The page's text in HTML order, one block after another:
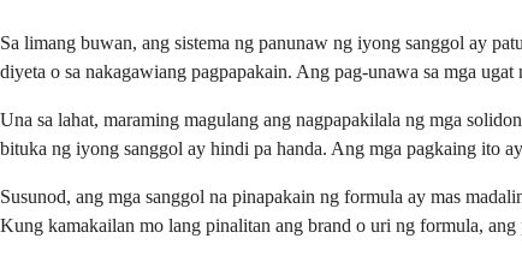
Sa limang buwan, ang sistema ng panunaw ng iyong sanggol ay
diyeta o sa nakagawiang pagpapakain. Ang pag-unawa sa mga
Una sa lahat, maraming magulang ang nagpapakilala ng mga
bituka ng iyong sanggol ay hindi pa handa. Ang mga pagkaing ito
Susunod, ang mga sanggol na pinapakain ng formula ay mas
Kung kamakailan mo lang pinalitan ang brand o uri ng formula,